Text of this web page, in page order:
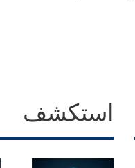
استكشف